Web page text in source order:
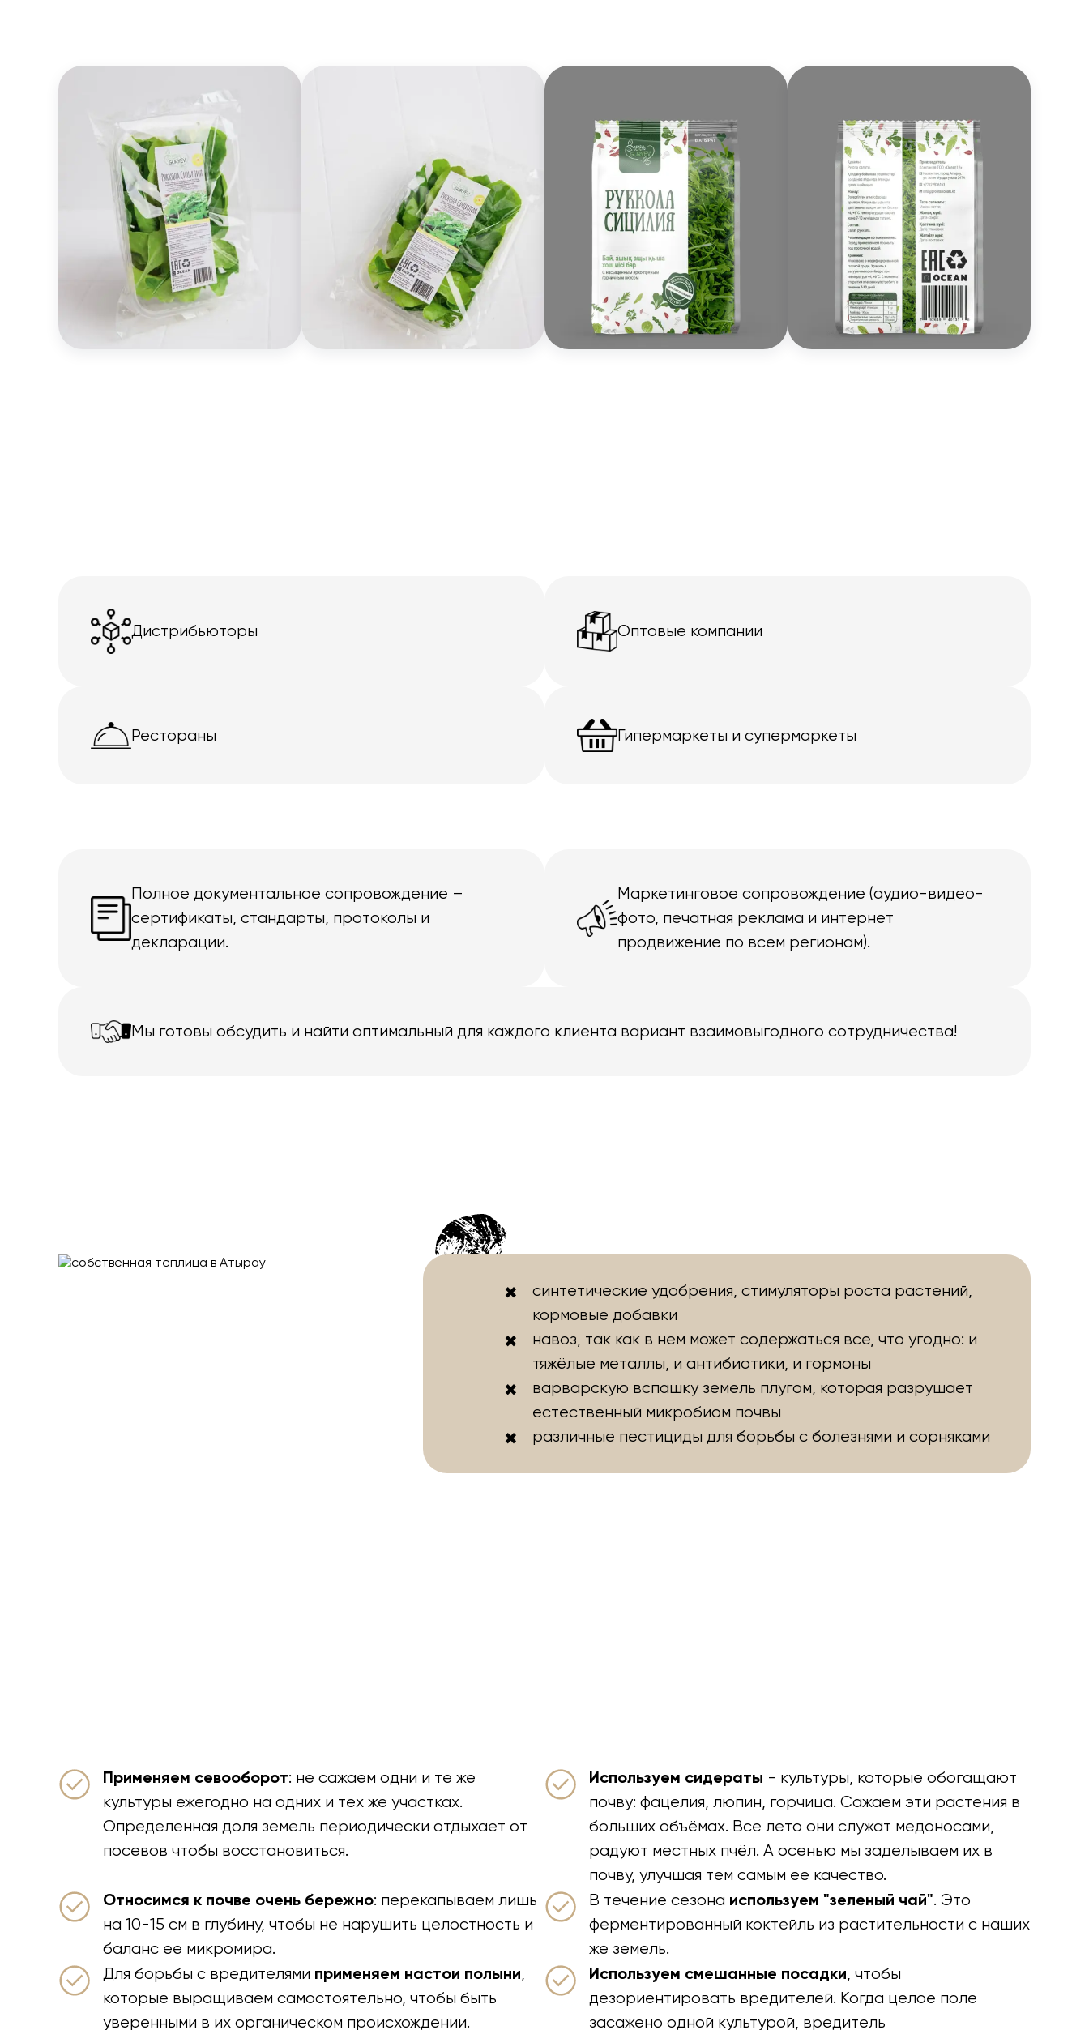
Дистрибьюторы Оптовые компании
Рестораны Гипермаркеты и супермаркеты
Полное документальное сопровождение –
сертификаты, стандарты, протоколы и
декларации.
Маркетинговое сопровождение (аудио-видео-
фото, печатная реклама и интернет
продвижение по всем регионам).
Мы готовы обсудить и найти оптимальный для каждого клиента вариант взаимовыгодного сотрудничества!
синтетические удобрения, стимуляторы роста растений,
кормовые добавки
навоз, так как в нем может содержаться все, что угодно: и
тяжёлые металлы, и антибиотики, и гормоны
варварскую вспашку земель плугом, которая разрушает
естественный микробиом почвы
различные пестициды для борьбы с болезнями и сорняками
Применяем севооборот: не сажаем одни и те же
культуры ежегодно на одних и тех же участках.
Определенная доля земель периодически отдыхает от
посевов чтобы восстановиться.
Используем сидераты - культуры, которые обогащают
почву: фацелия, люпин, горчица. Сажаем эти растения в
больших объёмах. Все лето они служат медоносами,
радуют местных пчёл. А осенью мы заделываем их в
почву, улучшая тем самым ее качество.
Относимся к почве очень бережно: перекапываем лишь
на 10-15 см в глубину, чтобы не нарушить целостность и
баланс ее микромира.
В течение сезона используем "зеленый чай". Это
ферментированный коктейль из растительности с наших
же земель.
Для борьбы с вредителями применяем настои полыни,
которые выращиваем самостоятельно, чтобы быть
уверенными в их органическом происхождении.
Используем смешанные посадки, чтобы
дезориентировать вредителей. Когда целое поле
засажено одной культурой, вредитель